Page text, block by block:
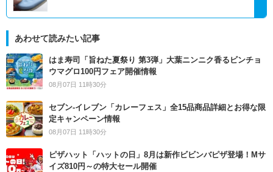
あわせて読みたい記事
はま寿司「旨ねた夏祭り 第3弾」大葉ニンニク香るビンチョ
ウマグロ100円フェア開催情報
08月07日 11時30分
セブン‐イレブン「カレーフェス」全15品商品詳細とお得な限
定キャンペーン情報
08月07日 11時30分
ピザハット「ハットの日」8月は新作ビビンバピザ登場！Mサ
イズ810円～の特大セール開催